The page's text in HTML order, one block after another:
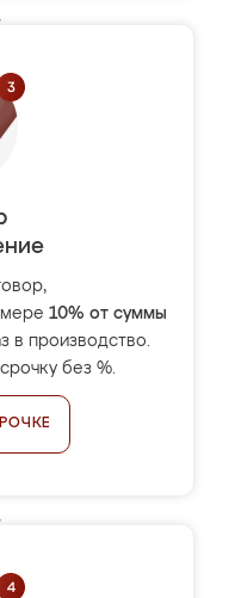
10% от суммы
в производство.
без %.